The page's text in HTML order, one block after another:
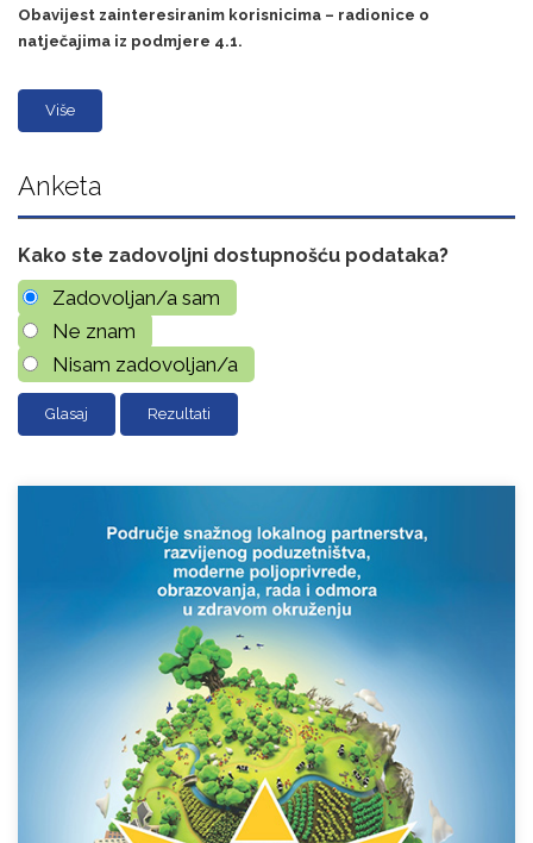
Obavijest zainteresiranim korisnicima – radionice o
natječajima iz podmjere 4.1.
Više
Anketa
Kako ste zadovoljni dostupnošću podataka?
Zadovoljan/a sam
Ne znam
Nisam zadovoljan/a
Rezultati